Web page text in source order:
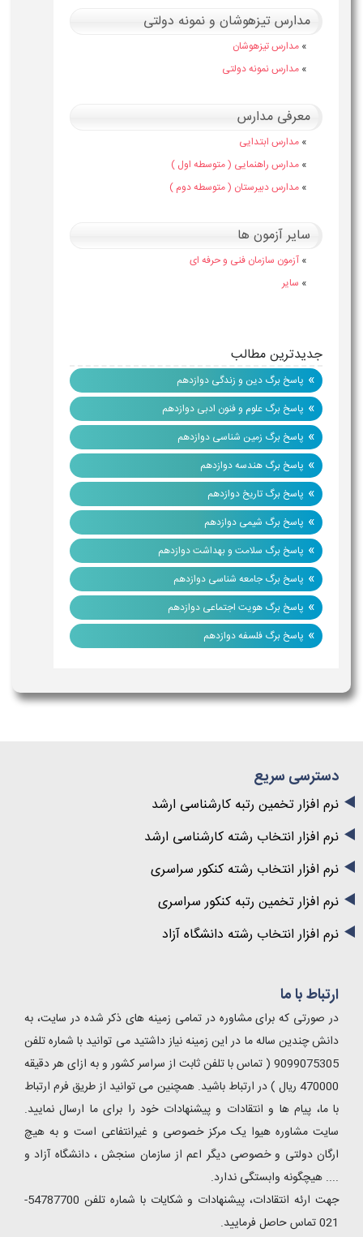
مدارس تیزهوشان و نمونه دولتی
» مدارس تیزهوشان
» مدارس نمونه دولتی
معرفی مدارس
» مدارس ابتدایی
» مدارس راهنمایی ( متوسطه اول )
» مدارس دبیرستان ( متوسطه دوم )
سایر آزمون ها
» آزمون سازمان فنی و حرفه ای
» سایر
جدیدترین مطالب
» پاسخ برگ دین و زندگی دوازدهم
» پاسخ برگ علوم و فنون ادبی دوازدهم
» پاسخ برگ زمین شناسی دوازدهم
» پاسخ برگ هندسه دوازدهم
» پاسخ برگ تاریخ دوازدهم
» پاسخ برگ شیمی دوازدهم
» پاسخ برگ سلامت و بهداشت دوازدهم
» پاسخ برگ جامعه شناسی دوازدهم
» پاسخ برگ هویت اجتماعی دوازدهم
» پاسخ برگ فلسفه دوازدهم
دسترسی سریع
نرم افزار تخمین رتبه کارشناسی ارشد
نرم افزار انتخاب رشته کارشناسی ارشد
نرم افزار انتخاب رشته کنکور سراسری
نرم افزار تخمین رتبه کنکور سراسری
نرم افزار انتخاب رشته دانشگاه آزاد
ارتباط با ما
در صورتی که برای مشاوره در تمامی زمینه های ذکر شده در سایت، به
دانش چندین ساله ما در این زمینه نیاز داشتید می توانید با شماره تلفن
9099075305 ( تماس با تلفن ثابت از سراسر کشور و به ازای هر دقیقه
470000 ریال ) در ارتباط باشید. همچنین می توانید از طریق فرم ارتباط
با ما، پیام ها و انتقادات و پیشنهادات خود را برای ما ارسال نمایید.
سایت مشاوره هیوا یک مرکز خصوصی و غیرانتفاعی است و به هیچ
ارگان دولتی و خصوصی دیگر اعم از سازمان سنجش ، دانشگاه آزاد و
.... هیچگونه وابستگی ندارد.
جهت ارئه انتقادات، پیشنهادات و شکایات با شماره تلفن 54787700-
021 تماس حاصل فرمایید.